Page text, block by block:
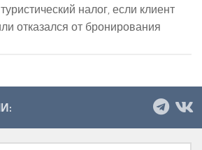
налог, если клиент
отказался от бронирования